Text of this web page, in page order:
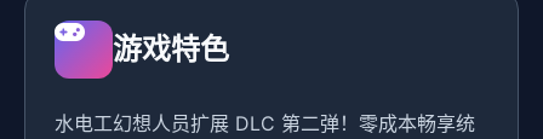
游戏特色
水电工幻想人员扩展 DLC 第二弹！零成本畅享统